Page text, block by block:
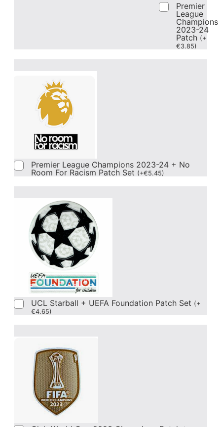
Premier
League
Champions
2023-24
Patch (+
€3.85)
Premier League Champions 2023-24 + No
Room For Racism Patch Set (+€5.45)
UCL Starball + UEFA Foundation Patch Set (+
€4.65)